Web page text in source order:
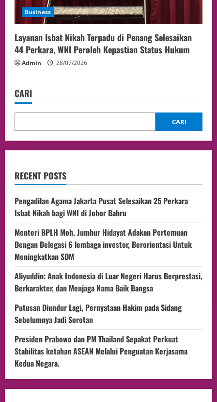
Business
Layanan Isbat Nikah Terpadu di Penang Selesaikan
44 Perkara, WNI Peroleh Kepastian Status Hukum
Admin 28/07/2026
CARI
CARI
RECENT POSTS
Pengadilan Agama Jakarta Pusat Selesaikan 25 Perkara
Isbat Nikah bagi WNI di Johor Bahru
Menteri BPLH Moh. Jumhur Hidayat Adakan Pertemuan
Dengan Delegasi 6 lembaga investor, Berorientasi Untuk
Meningkatkan SDM
Aliyuddin: Anak Indonesia di Luar Negeri Harus Berprestasi,
Berkarakter, dan Menjaga Nama Baik Bangsa
Putusan Diundur Lagi, Pernyataan Hakim pada Sidang
Sebelumnya Jadi Sorotan
Presiden Prabowo dan PM Thailand Sepakat Perkuat
Stabilitas ketahan ASEAN Melalui Penguatan Kerjasama
Kedua Negara.